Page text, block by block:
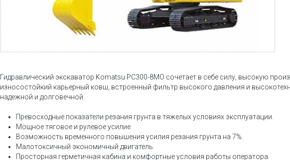
Гидравлический экскаватор Komatsu PC300-8MO сочетает в себе силу, высокую
износостойкий карьерный ковш, встроенный фильтр высокого давления и
надежной и долговечной.
Превосходные показатели резания грунта в тяжелых условиях эксплуатации.
Мощное тяговое и рулевое усилие.
Возможность временного повышения усилия резания грунта на 7%.
Малотоксичный экономичный двигатель.
Просторная герметичная кабина и комфортные условия работы оператора.